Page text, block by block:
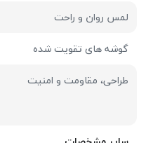
لمس روان و راحت
گوشه های تقویت شده
طراحی، مقاومت و امنیت